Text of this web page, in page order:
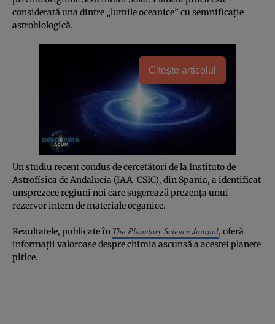
considerată una dintre „lumile oceanice” cu semnificație
astrobiologică.
Citește articolul
Un studiu recent condus de cercetători de la Instituto de
Astrofísica de Andalucía (IAA-CSIC), din Spania, a identificat
unsprezece regiuni noi care sugerează prezența unui
rezervor intern de materiale organice.
Rezultatele, publicate în The Planetary Science Journal, oferă
informații valoroase despre chimia ascunsă a acestei planete
pitice.